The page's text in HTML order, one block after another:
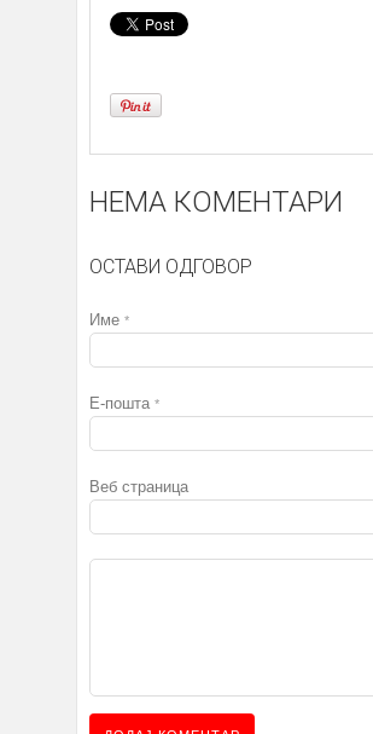
НЕМА КОМЕНТАРИ
ОСТАВИ ОДГОВОР
Име *
Е-пошта *
Веб страница